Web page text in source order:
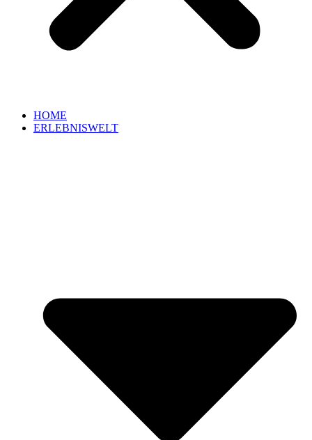
HOME
ERLEBNISWELT